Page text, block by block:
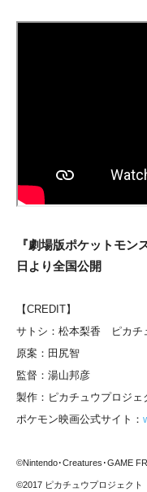
『劇場版ポケットモン
日より全国公開
【CREDIT】
サトシ：松本梨香 ピカチ
原案：田尻智
監督：湯山邦彦
製作：ピカチュウプロジェ
ポケモン映画公式サイト：
©Nintendo･Creatures･GAME
©2017 ピカチュウプロジェクト